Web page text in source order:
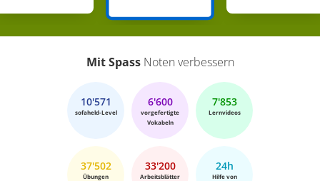
Mit SpassNoten verbessern
10'571
sofaheld-Level
6'600
vorgefertigte
Vokabeln
7'853
Lernvideos
37'502
Übungen
33'200
Arbeitsblätter
24h
Hilfe von